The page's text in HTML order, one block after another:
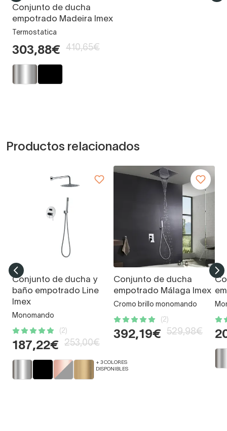
Conjunto de ducha
empotrado Madeira Imex
Termostatica
303,88€ 410,65€
Productos relacionados
Conjunto de ducha y
baño empotrado Line
Imex
Monomando
(2)
187,22€ 253,00€
+ 3 COLORES
DISPONIBLES
Conjunto de ducha
empotrado Málaga Imex
Cromo brillo monomando
(2)
392,19€ 529,98€